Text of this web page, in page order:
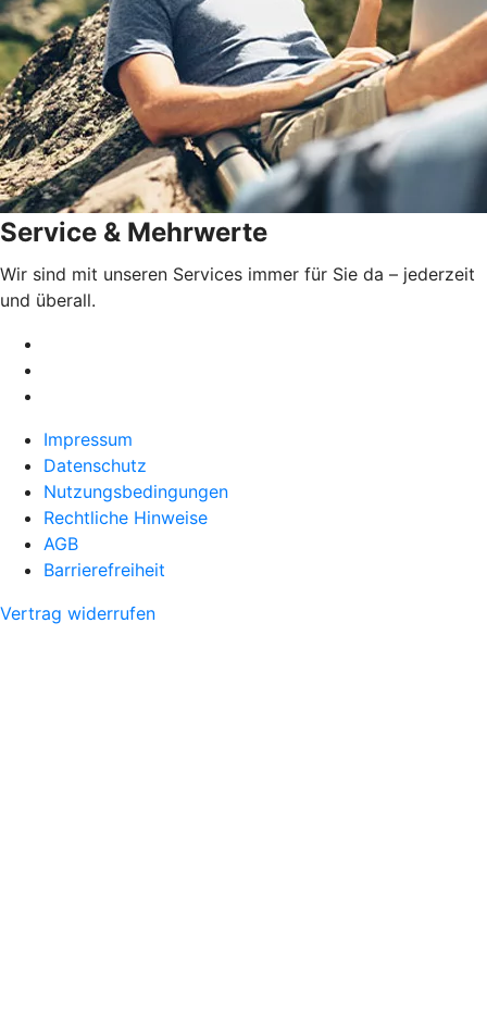
Service & Mehrwerte
Wir sind mit unseren Services immer für Sie da – jederzeit
und überall.
Impressum
Datenschutz
Nutzungsbedingungen
Rechtliche Hinweise
AGB
Barrierefreiheit
Vertrag widerrufen